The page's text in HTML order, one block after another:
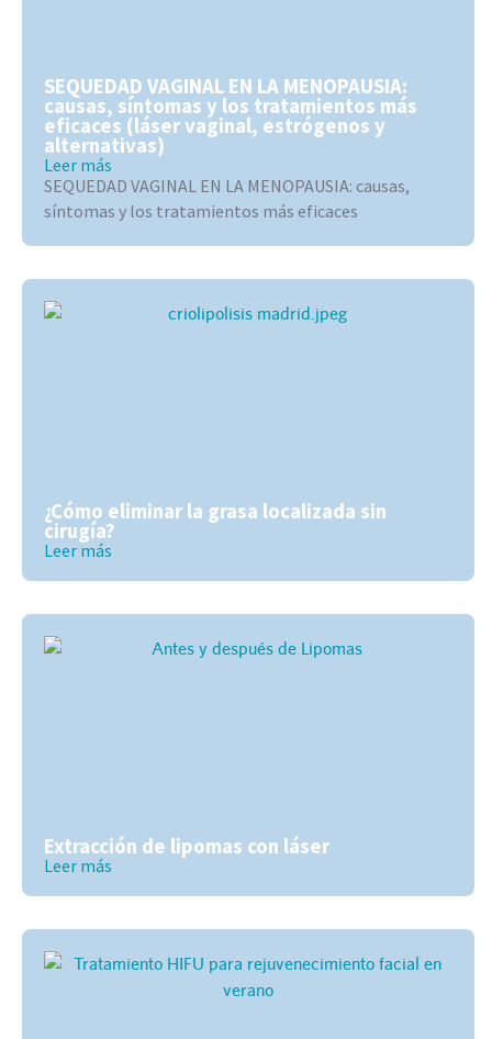
SEQUEDAD VAGINAL EN LA MENOPAUSIA:
causas, síntomas y los tratamientos más
eficaces (láser vaginal, estrógenos y
alternativas)
Leer más
SEQUEDAD VAGINAL EN LA MENOPAUSIA: causas,
síntomas y los tratamientos más eficaces
¿Cómo eliminar la grasa localizada sin
cirugía?
Leer más
Extracción de lipomas con láser
Leer más